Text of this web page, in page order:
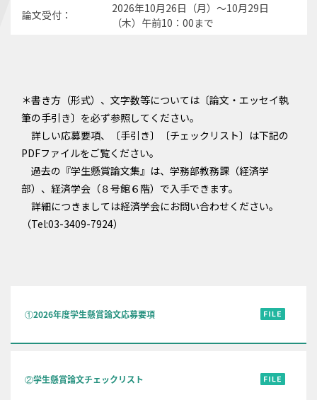
論文受付：
2026年10月26日（月）～10月29日
（木）午前10：00まで
＊書き方（形式）、文字数等については〔論文・エッセイ執
筆の手引き〕を必ず参照してください。
詳しい応募要項、〔手引き〕〔チェックリスト〕は下記の
PDFファイルをご覧ください。
過去の『学生懸賞論文集』は、学務部教務課（経済学
部）、経済学会（８号館６階）で入手できます。
詳細につきましては経済学会にお問い合わせください。
（Tel:03-3409-7924）
①2026年度学生懸賞論文応募要項
②学生懸賞論文チェックリスト